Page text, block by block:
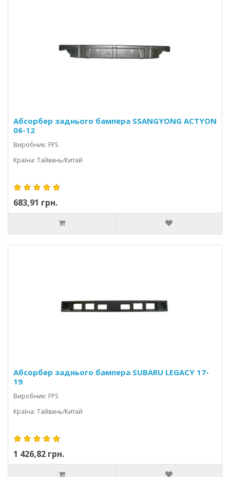
Абсорбер заднього бампера SSANGYONG ACTYON
06-12
Виробник: FPS
Країна: Тайвань/Китай
683,91 грн.
Абсорбер заднього бампера SUBARU LEGACY 17-
19
Виробник: FPS
Країна: Тайвань/Китай
1 426,82 грн.